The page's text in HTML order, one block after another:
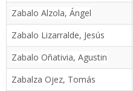
Zabalo Alzola, Ángel
Zabalo Lizarralde, Jesús
Zabalo Oñativia, Agustin
Zabalza Ojez, Tomás